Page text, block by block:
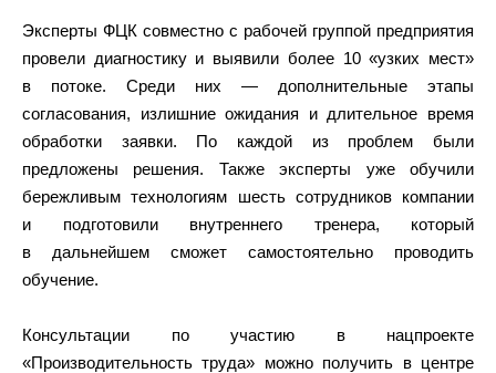
Эксперты ФЦК совместно с рабочей группой предприятия
провели диагностику и выявили более 10 «узких мест»
в потоке. Среди них — дополнительные этапы
согласования, излишние ожидания и длительное время
обработки заявки. По каждой из проблем были
предложены решения. Также эксперты уже обучили
бережливым технологиям шесть сотрудников компании
и подготовили внутреннего тренера, который
в дальнейшем сможет самостоятельно проводить
обучение.
Консультации по участию в нацпроекте
«Производительность труда» можно получить в центре